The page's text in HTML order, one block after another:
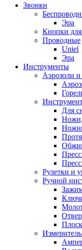
Звонки
Эра
Кнопки для
Проводные
Uniel
Эра
Инструменты
Аэрозоли и
Для
Ножи,
Рулетки и
Ручной